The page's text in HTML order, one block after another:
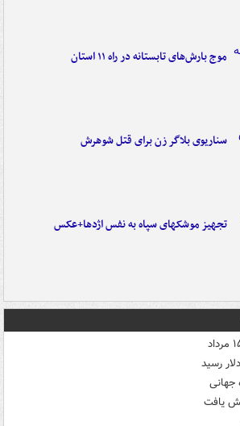
موج بارش‌های تابستانه در راه ۱۱ استان
سناریوی بلاگر زن برای قتل شوهرش
تجهیز موشکهای سپاه به نفس اژدها+عکس
جهانی